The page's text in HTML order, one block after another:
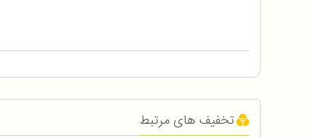
تخفیف های مرتبط